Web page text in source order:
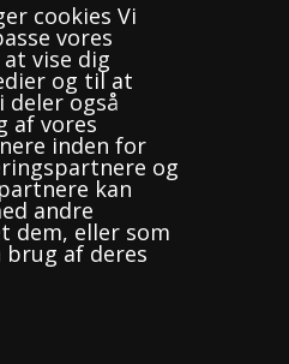
i "Boxen"
onsdag 14-19
cookies Vi
vores
vise dig
og til at
deler også
af vores
inden for
og
kan
andre
dem, eller som
af deres